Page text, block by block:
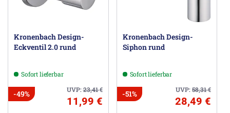
Kronenbach Design-
Eckventil 2.0 rund
Sofort lieferbar
UVP:23,41€
-49%
11,99 €
Kronenbach Design-
Siphon rund
Sofort lieferbar
UVP:58,31€
-51%
28,49 €